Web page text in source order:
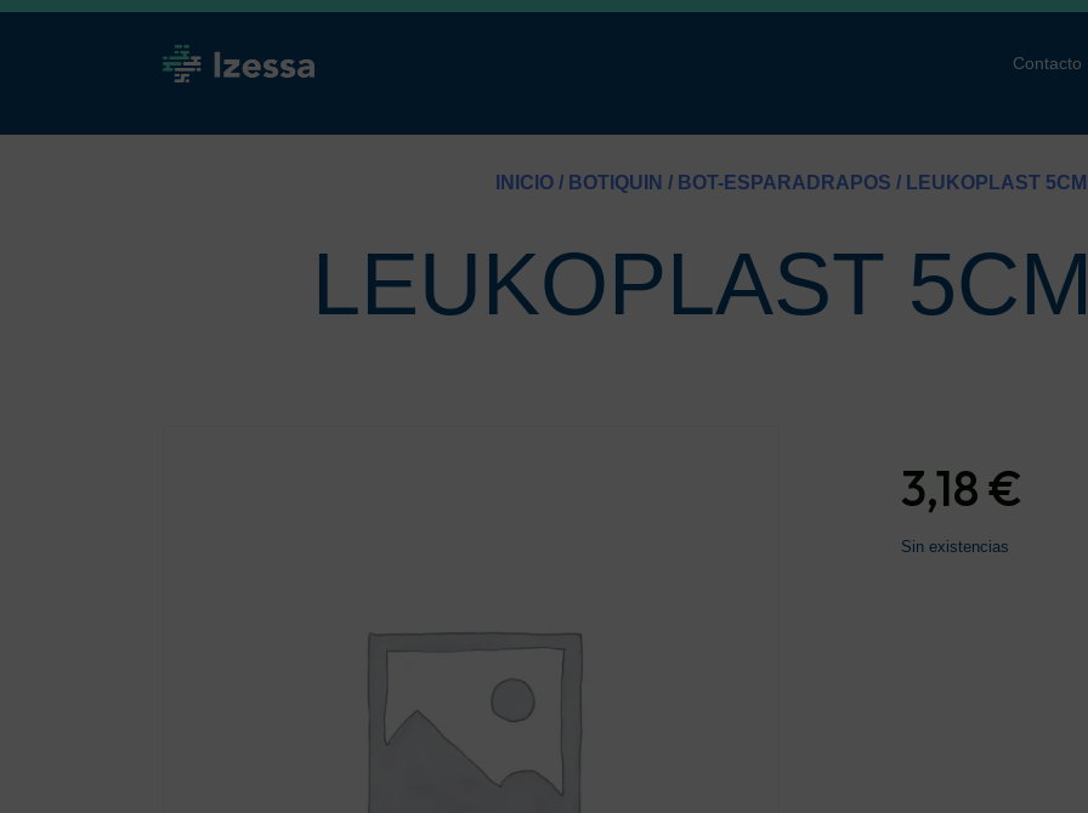
Contacto
INICIO / BOTIQUIN / BOT-ESPARADRAPOS / LEUKOPLAST
LEUKOPLAST
3,18€
Sin existencias